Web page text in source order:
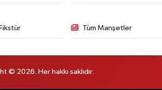
Tüm Manşetler
© 2026. Her hakkı saklıdır.